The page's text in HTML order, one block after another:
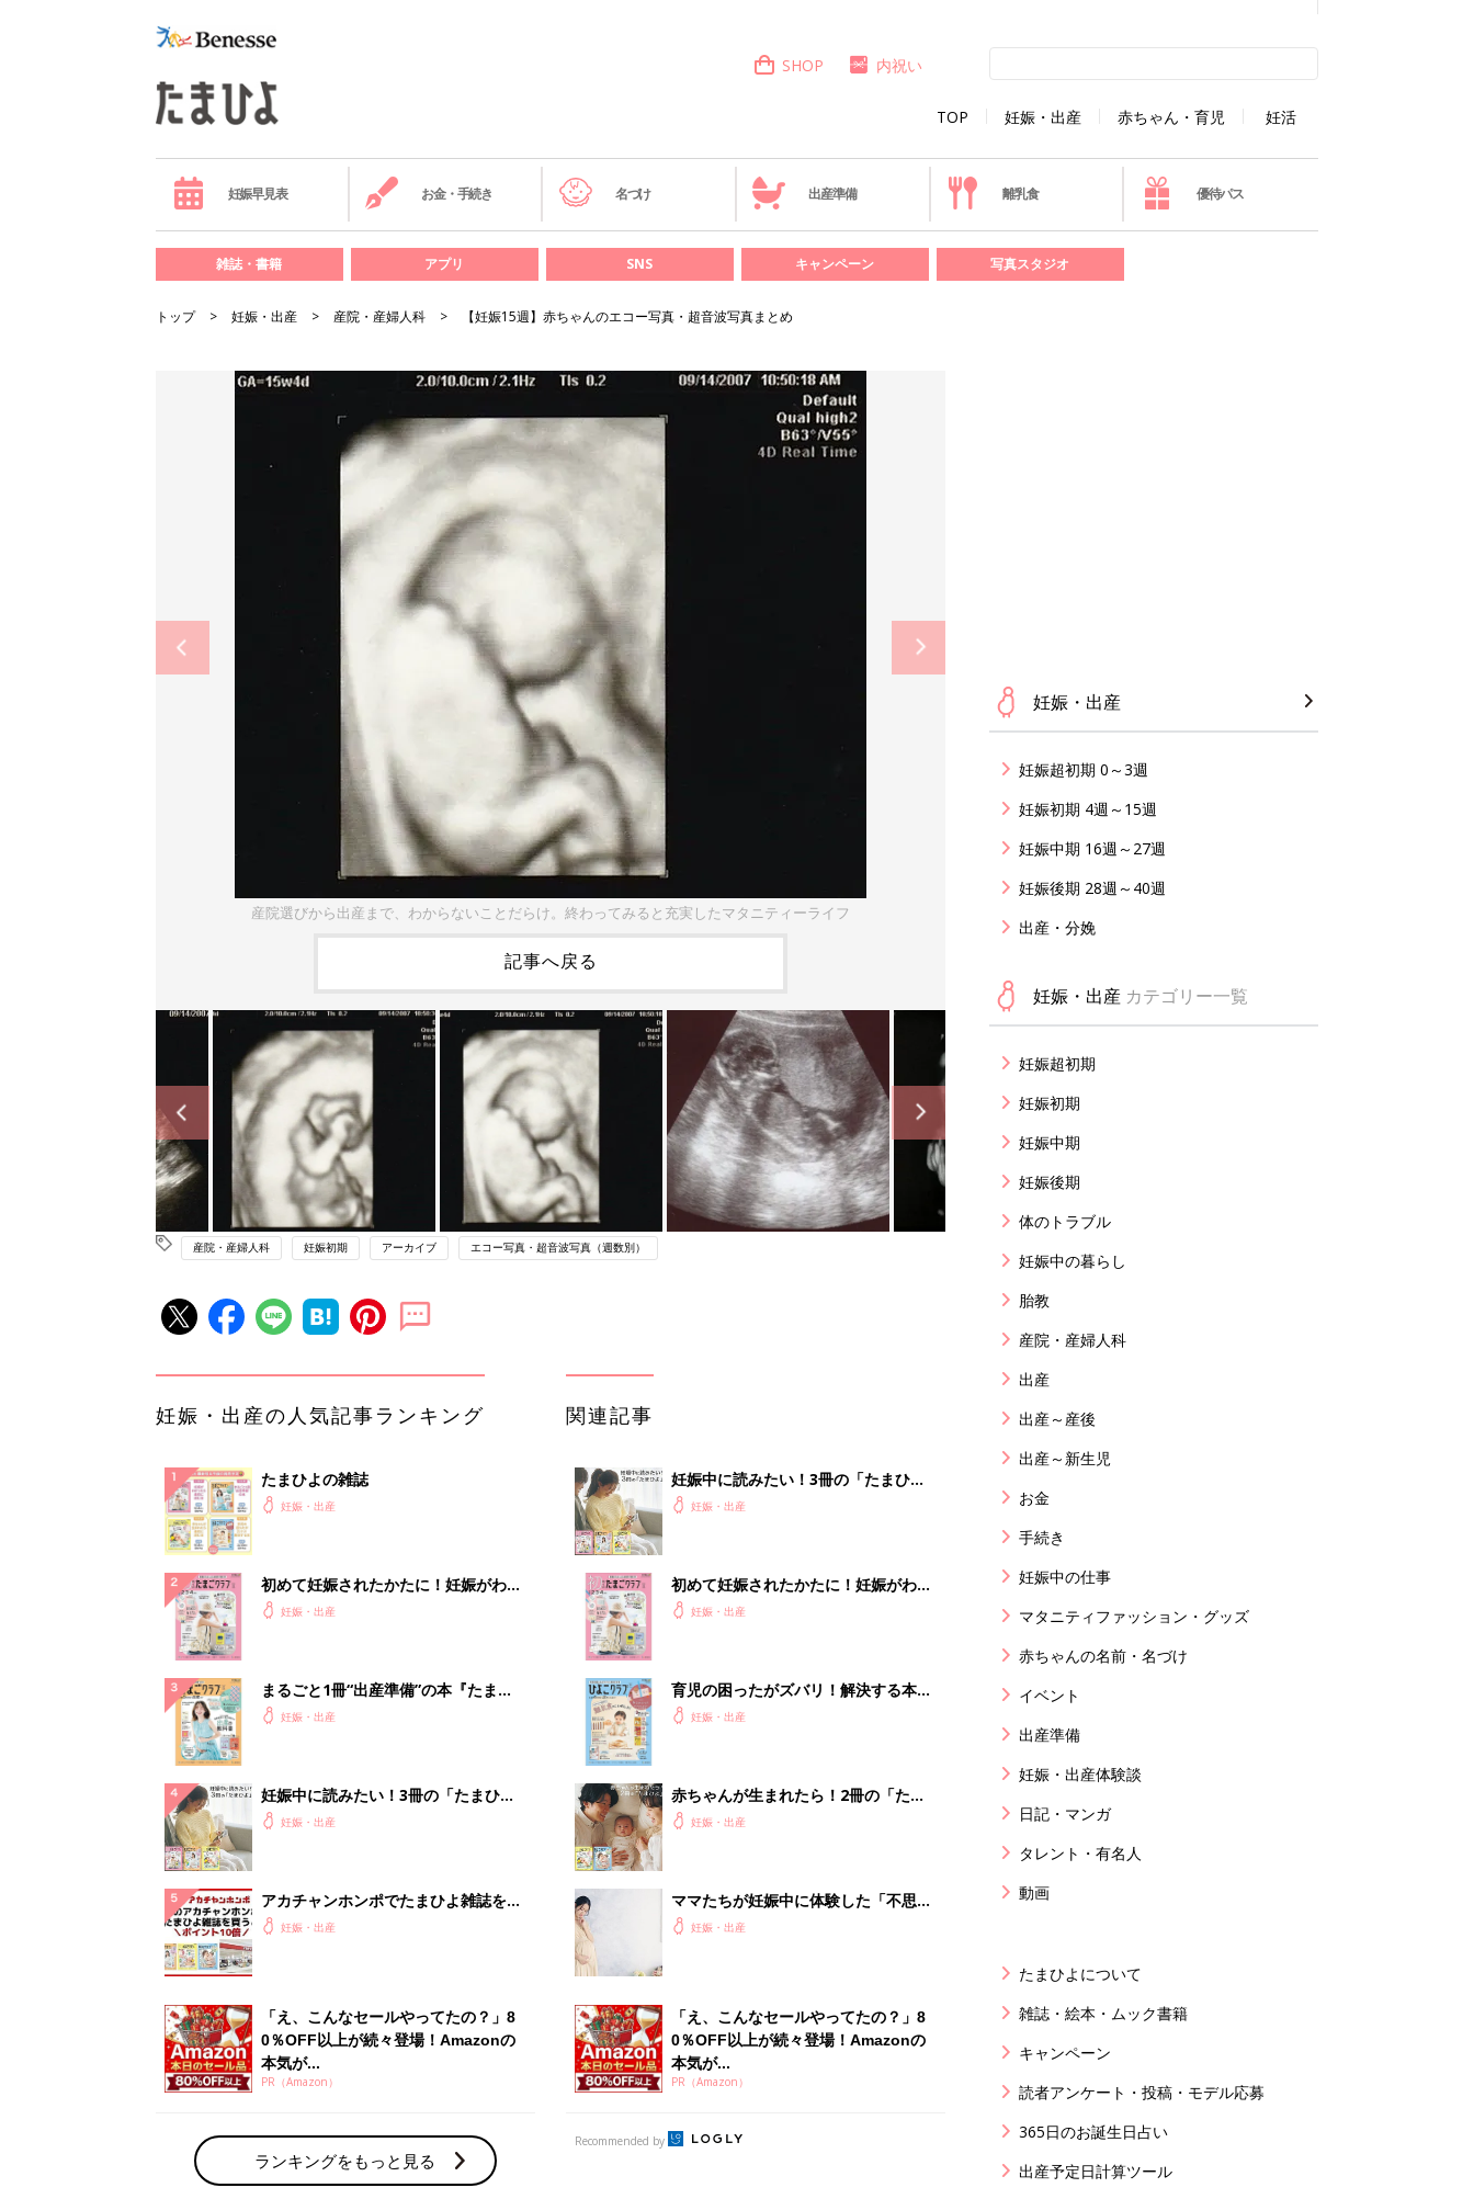
TOP 妊娠・出産 赤ちゃん・育児 妊活
SHOP 内祝い
妊娠早見表 お金・手続き 名づけ 出産準備 離乳食 優待パス
雑誌・書籍 アプリ SNS キャンペーン 写真スタジオ
トップ 妊娠・出産 産院・産婦人科 【妊娠15週】赤ちゃんのエコー写真・超音波写真まとめ
産院選びから出産まで、わからないことだらけ。終わってみると充実したマタニティーライフ
記事へ戻る
産院・産婦人科 妊娠初期 アーカイブ エコー写真・超音波写真（週数別）
妊娠・出産の人気記事ランキング
たまひよの雑誌
妊娠・出産
初めて妊娠されたかたに！妊娠がわか
ったら最初に読む本『初めてのたまご
妊娠・出産
まるごと1冊“出産準備”の本『たまご
クラブ 夏号』〈スペシャル大特集〉
妊娠・出産
妊娠中に読みたい！3冊の「たまひ
よ」妊娠・出産
アカチャンホンポでたまひよ雑誌を買
うとポイント10倍【期間限定】
妊娠・出産
「え、こんなセールやってたの？」8
0％OFF以上が続々登場！Amazonの
本気が...
PR（Amazon）
ランキングをもっと見る
関連記事
妊娠中に読みたい！3冊の「たまひ
よ」妊娠・出産
初めて妊娠されたかたに！妊娠がわか
ったら最初に読む本『初めてのたまご
妊娠・出産
育児の困ったがズバリ！解決する本
『ひよこクラブ 秋号』 4カ月～2才
妊娠・出産
赤ちゃんが生まれたら！2冊の「たま
ひよ」
妊娠・出産
ママたちが妊娠中に体験した「不思議
な変化」
妊娠・出産
「え、こんなセールやってたの？」8
0％OFF以上が続々登場！Amazonの
本気が...
PR（Amazon）
Recommended by
妊娠・出産
妊娠超初期 0～3週
妊娠初期 4週～15週
妊娠中期 16週～27週
妊娠後期 28週～40週
出産・分娩
妊娠・出産 カテゴリー一覧
妊娠超初期
妊娠初期
妊娠中期
妊娠後期
体のトラブル
妊娠中の暮らし
胎教
産院・産婦人科
出産
出産～産後
出産～新生児
お金
手続き
妊娠中の仕事
マタニティファッション・グッズ
赤ちゃんの名前・名づけ
イベント
出産準備
妊娠・出産体験談
日記・マンガ
タレント・有名人
動画
たまひよについて
雑誌・絵本・ムック書籍
キャンペーン
読者アンケート・投稿・モデル応募
365日のお誕生日占い
出産予定日計算ツール